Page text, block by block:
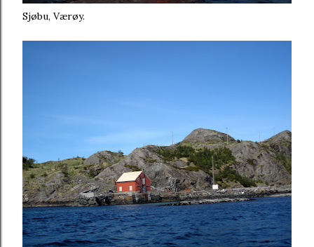
Sjøbu, Værøy.